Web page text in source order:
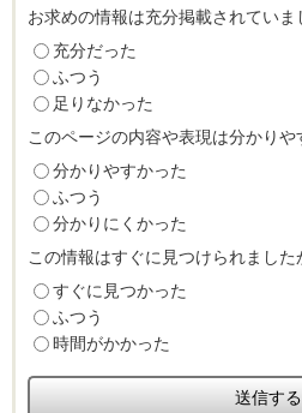
お求めの情報は充分掲載されていま
充分だった
ふつう
足りなかった
このページの内容や表現は分かりや
分かりやすかった
ふつう
分かりにくかった
この情報はすぐに見つけられました
すぐに見つかった
ふつう
時間がかかった